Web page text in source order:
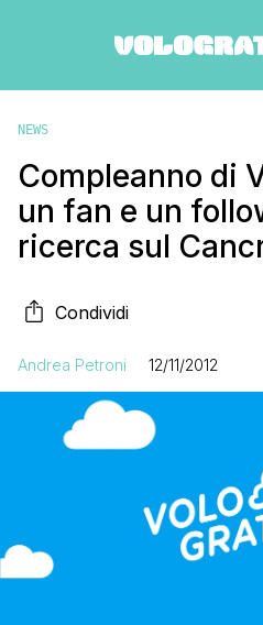
NEWS
Compleanno di
un fan e un
ricerca sul
Condividi
Andrea Petroni 12/11/2012